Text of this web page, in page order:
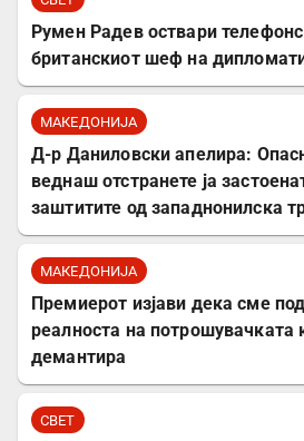
Румен Радев оствари
британскиот шеф на
МАКЕДОНИЈА
Д-р Даниловски апелира:
веднаш отстранете ја
заштитите од западнонилска
МАКЕДОНИЈА
Премиерот изјави дека сме
реалноста на потрошувачката
демантира
СВЕТ